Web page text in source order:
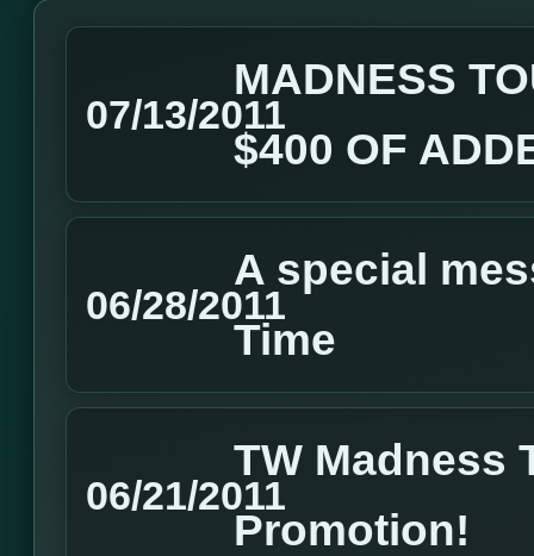
07/13/2011
MADNESS
$400 OF
06/28/2011
A special
Time
06/21/2011
TW Madness
Promotion!